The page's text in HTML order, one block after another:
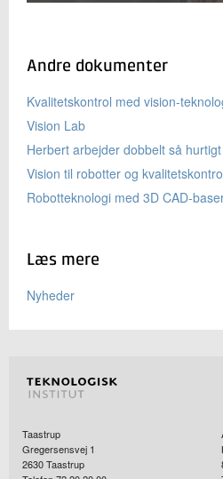
Andre dokumenter
Kvalitetskontrol med vision-
Vision Lab
Herbert arbejder dobbelt så
Vision til robotter og
Robotteknologi med 3D CAD-
Læs mere
Nyheder
Taastrup
Gregersensvej 1
2630Taastrup